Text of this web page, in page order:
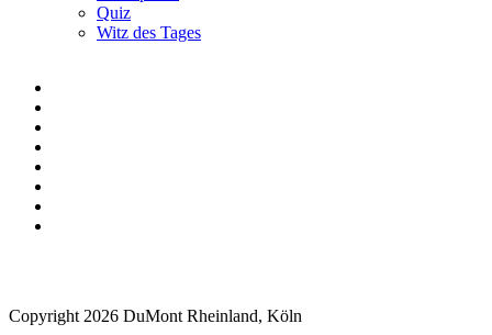
Quiz
Witz des Tages
Copyright 2026 DuMont Rheinland, Köln